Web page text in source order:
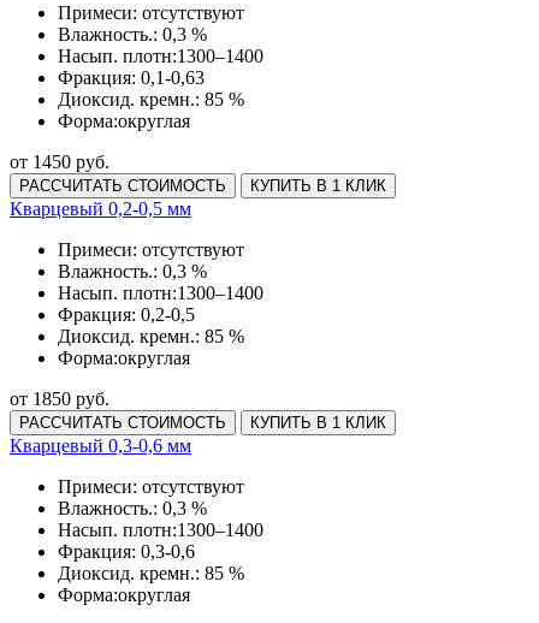
Примеси: отсутствуют
Влажность.: 0,3 %
Насып. плотн:1300–1400
Фракция: 0,1-0,63
Диоксид. кремн.: 85 %
Форма:округлая
от 1450 руб.
РАССЧИТАТЬ СТОИМОСТЬ КУПИТЬ В 1 КЛИК
Кварцевый 0,2-0,5 мм
Примеси: отсутствуют
Влажность.: 0,3 %
Насып. плотн:1300–1400
Фракция: 0,2-0,5
Диоксид. кремн.: 85 %
Форма:округлая
от 1850 руб.
РАССЧИТАТЬ СТОИМОСТЬ КУПИТЬ В 1 КЛИК
Кварцевый 0,3-0,6 мм
Примеси: отсутствуют
Влажность.: 0,3 %
Насып. плотн:1300–1400
Фракция: 0,3-0,6
Диоксид. кремн.: 85 %
Форма:округлая